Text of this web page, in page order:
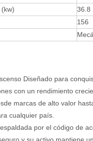
36.8
156
Diseñado para
con un rendimiento
marcas de alto valor
cualquier país.
por el código de